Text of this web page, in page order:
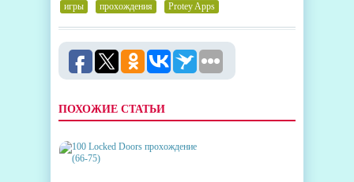
игры прохождения Protey Apps
ПОХОЖИЕ СТАТЬИ